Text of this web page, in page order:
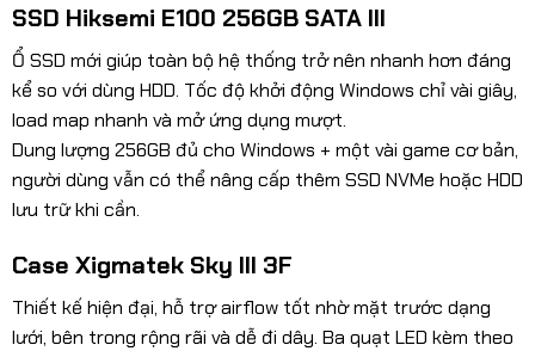
SSD Hiksemi E100 256GB SATA III
Ổ SSD mới giúp toàn bộ hệ thống trở nên nhanh hơn đáng
kể so với dùng HDD. Tốc độ khởi động Windows chỉ vài giây,
load map nhanh và mở ứng dụng mượt.
Dung lượng 256GB đủ cho Windows + một vài game cơ bản,
người dùng vẫn có thể nâng cấp thêm SSD NVMe hoặc HDD
lưu trữ khi cần.
Case Xigmatek Sky III 3F
Thiết kế hiện đại, hỗ trợ airflow tốt nhờ mặt trước dạng
lưới, bên trong rộng rãi và dễ đi dây. Ba quạt LED kèm theo